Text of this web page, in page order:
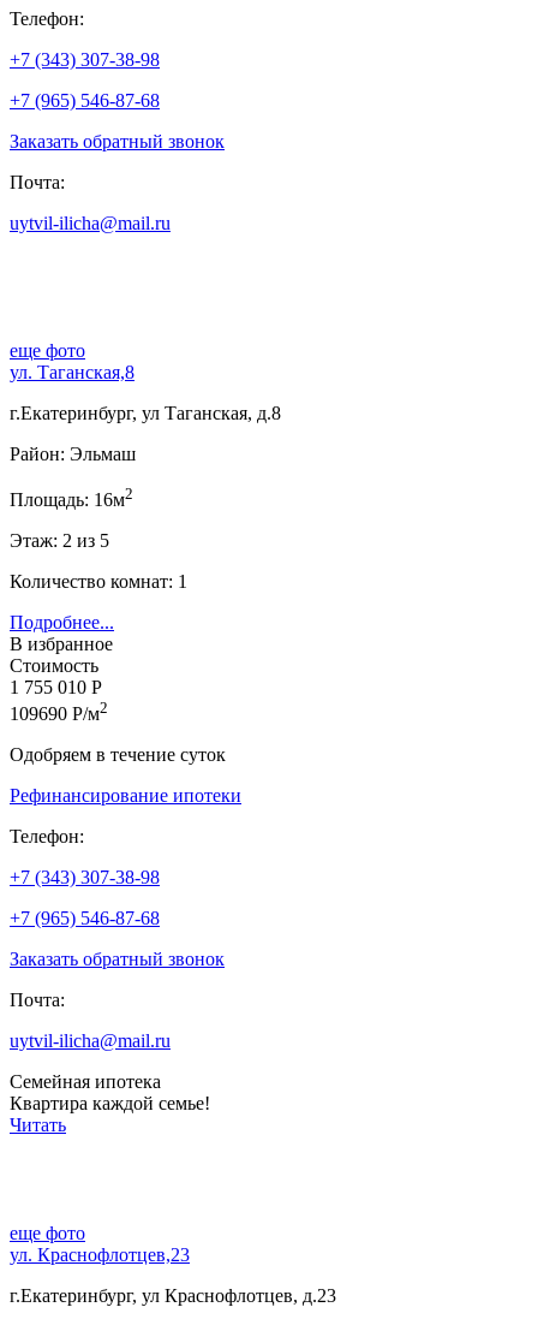
Телефон:
+7 (343) 307-38-98
+7 (965) 546-87-68
Заказать обратный звонок
Почта:
uytvil-ilicha@mail.ru
еще фото
ул. Таганская,8
г.Екатеринбург, ул Таганская, д.8
Район: Эльмаш
Площадь: 16м2
Этаж: 2 из 5
Количество комнат: 1
Подробнее...
В избранное
Стоимость
1 755 010 Р
109690 Р/м2
Одобряем в течение суток
Рефинансирование ипотеки
Телефон:
+7 (343) 307-38-98
+7 (965) 546-87-68
Заказать обратный звонок
Почта:
uytvil-ilicha@mail.ru
Семейная ипотека
Квартира каждой семье!
Читать
еще фото
ул. Краснофлотцев,23
г.Екатеринбург, ул Краснофлотцев, д.23